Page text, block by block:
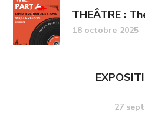
THEÂTRE :
18 octobre 2025
27